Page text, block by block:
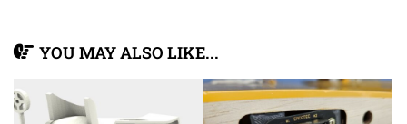
YOU MAY ALSO LIKE...